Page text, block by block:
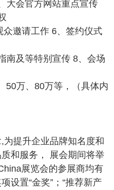
大会官方网站重点宣传
众邀请工作 6、签约仪式
南及等特别宣传 8、会场
50万、80万等，（具体内
为提升企业品牌知名度和
和服务， 展会期间将举
展览会的参展商均有
设置“金奖”；“推荐新产